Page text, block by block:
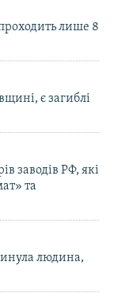
лише 8
є загиблі
заводів РФ, які
та
людина,